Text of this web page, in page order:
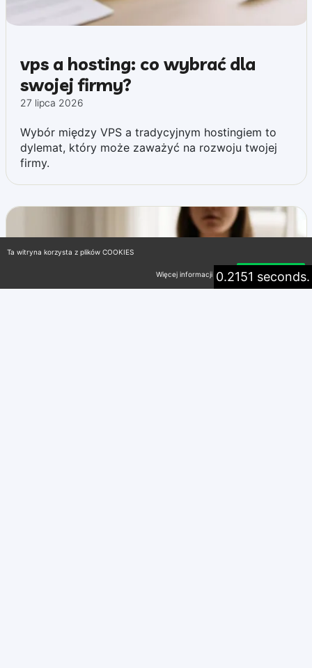
vps a hosting: co wybrać dla
swojej firmy?
27 lipca 2026
Wybór między VPS a tradycyjnym hostingiem to
dylemat, który może zaważyć na rozwoju twojej
firmy.
0.2151 seconds.
Ta witryna korzysta z plików COOKIES
Więcej informacji Akceptuję